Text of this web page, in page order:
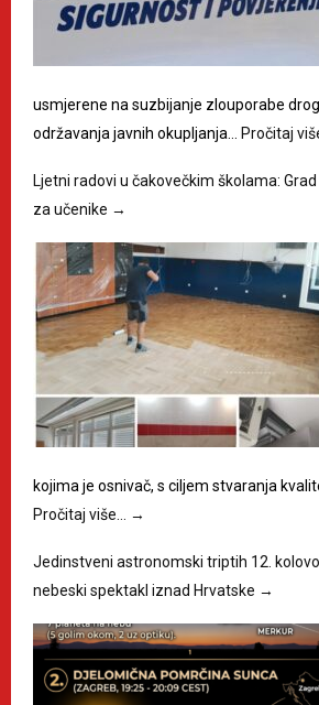
usmjerene na suzbijanje zlouporabe
održavanja javnih okupljanja…
Pročitaj
Ljetni radovi u čakovečkim školama:
za učenike →
kojima je osnivač, s ciljem stvaranja
Pročitaj više…
→
Jedinstveni astronomski triptih 12.
nebeski spektakl iznad Hrvatske →